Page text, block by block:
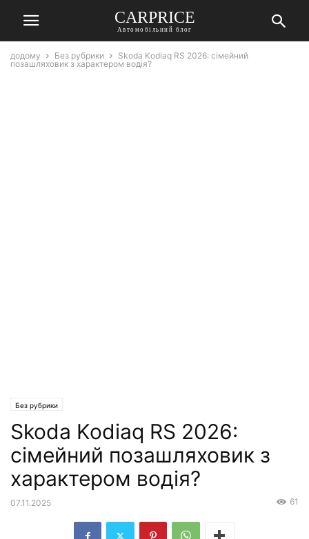
СARPRICE
Автомобільний блог
додому Без рубрики
Skoda Kodiaq RS 2026: сімейний
позашляховик з характером водія?
Без рубрики
Skoda Kodiaq RS 2026:
сімейний позашляховик з
характером водія?
07.11.2025 61